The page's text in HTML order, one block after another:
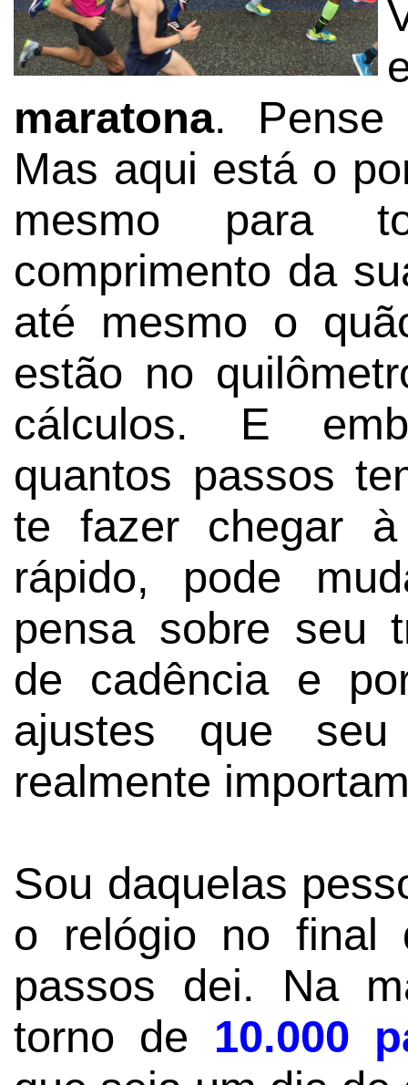
maratona. Pense
Mas aqui está o
mesmo para
comprimento da
até mesmo o
estão no
cálculos. E
quantos passos
te fazer chegar
rápido, pode
pensa sobre seu
de cadência e
ajustes que
realmente
Sou daquelas
o relógio no final
passos dei. Na
torno de 10.000